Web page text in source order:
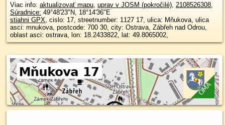
Viac info: aktualizovať mapu, uprav v JOSM (pokročilé), 2108526308,
Súradnice: 49°48'23"N, 18°14'36"E
stiahni GPX, cislo: 17, streetnumber: 1127 17, ulica: Mňukova, ulica
asci: mnukova, postcode: 700 30, city: Ostrava, Zábřeh nad Odrou,
oblast asci: ostrava, lon: 18.2433822, lat: 49.8065002,